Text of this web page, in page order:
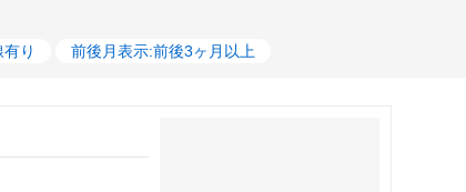
り 前後月表示:前後3ヶ月以上